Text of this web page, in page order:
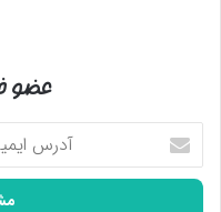
عضو
آدرس
ایمیل
خود